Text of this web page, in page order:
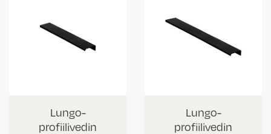
Lungo-
profiilivedin
Lungo-
profiilivedin